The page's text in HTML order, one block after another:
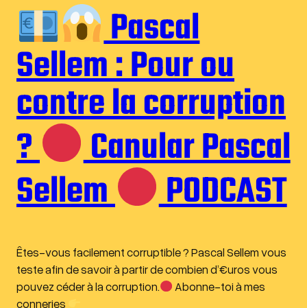
Pascal
Sellem : Pour ou
contre la corruption
? Canular Pascal
Sellem PODCAST
Êtes-vous facilement corruptible ? Pascal Sellem vous
teste afin de savoir à partir de combien d’€uros vous
pouvez céder à la corruption.
Abonne-toi à mes
conneries